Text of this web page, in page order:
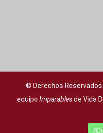
© Derechos Reservados
equipo Imparablesde Vida